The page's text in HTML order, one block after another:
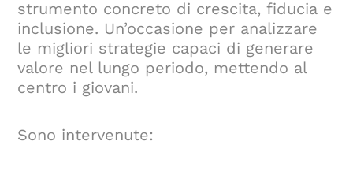
strumento concreto di crescita, fiducia e
inclusione. Un’occasione per analizzare
le migliori strategie capaci di generare
valore nel lungo periodo, mettendo al
centro i giovani.
Sono intervenute: